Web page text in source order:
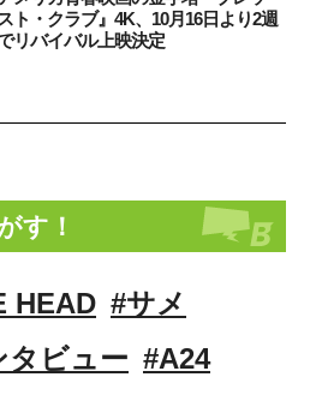
ト・クラブ』4K、10月16日より2週
リバイバル上映決定
す！
HEAD #サメ
タビュー #A24